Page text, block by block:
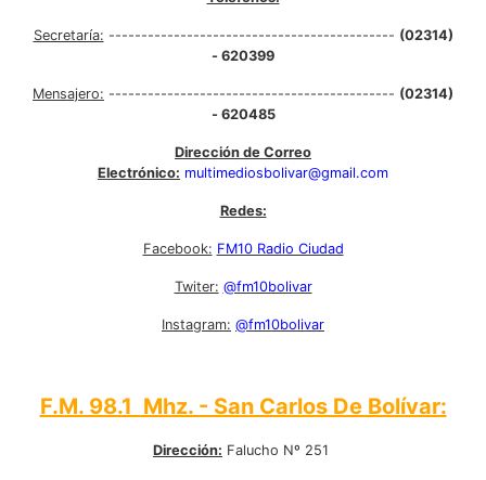
Secretaría: -------------------------------------------- (02314)
- 620399
Mensajero: -------------------------------------------- (02314)
- 620485
Dirección de Correo
Electrónico: multimediosbolivar@gmail.com
Redes:
Facebook: FM10 Radio Ciudad
Twiter: @fm10bolivar
Instagram: @fm10bolivar
F.M. 98.1 Mhz. - San Carlos De Bolívar:
Dirección: Falucho Nº 251